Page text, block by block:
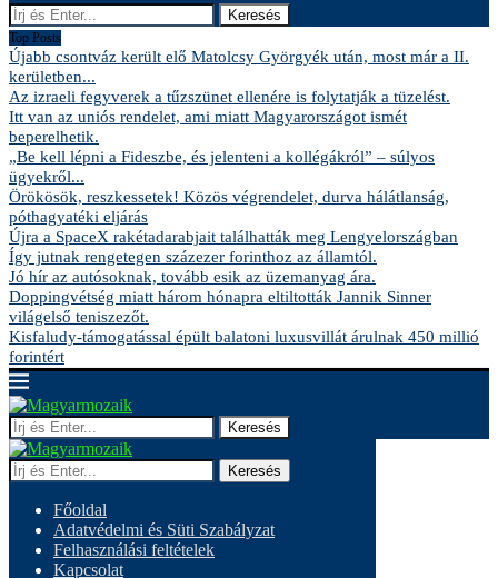
Keresés
Top Posts
Újabb csontváz került elő Matolcsy Györgyék után, most már a II.
kerületben...
Az izraeli fegyverek a tűzszünet ellenére is folytatják a tüzelést.
Itt van az uniós rendelet, ami miatt Magyarországot ismét
beperelhetik.
„Be kell lépni a Fideszbe, és jelenteni a kollégákról” – súlyos
ügyekről...
Örökösök, reszkessetek! Közös végrendelet, durva hálátlanság,
póthagyatéki eljárás
Újra a SpaceX rakétadarabjait találhatták meg Lengyelországban
Így jutnak rengetegen százezer forinthoz az államtól.
Jó hír az autósoknak, tovább esik az üzemanyag ára.
Doppingvétség miatt három hónapra eltiltották Jannik Sinner
világelső teniszezőt.
Kisfaludy-támogatással épült balatoni luxusvillát árulnak 450 millió
forintért
Keresés
Keresés
Főoldal
Adatvédelmi és Süti Szabályzat
Felhasználási feltételek
Kapcsolat